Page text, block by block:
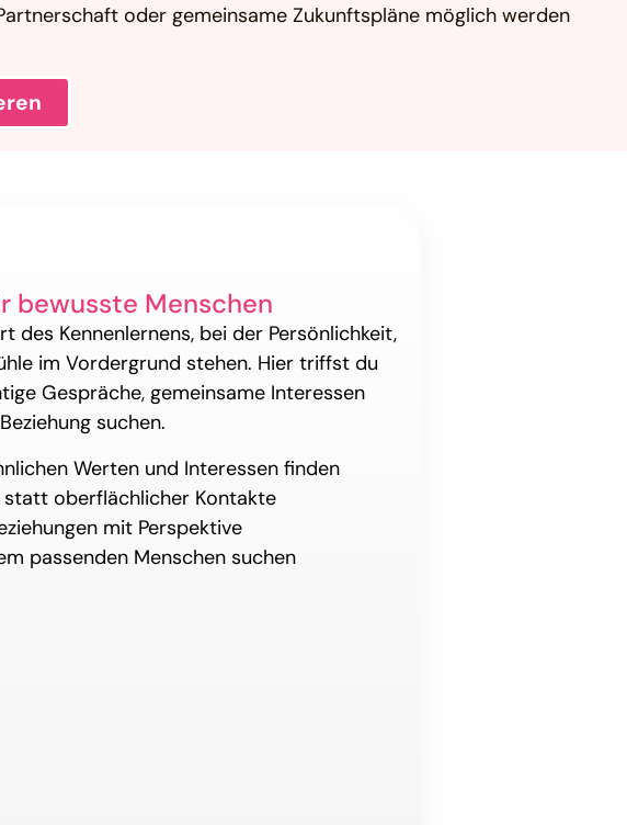
oder gemeinsame Zukunftspläne möglich werden
bewusste Menschen
des Kennenlernens, bei der Persönlichkeit,
im Vordergrund stehen. Hier triffst du
Gespräche, gemeinsame Interessen
suchen.
Werten und Interessen finden
statt oberflächlicher Kontakte
mit Perspektive
passenden Menschen suchen